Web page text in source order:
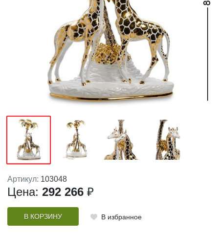
Артикул: 103048
Цена: 292 266 ₽
В КОРЗИНУ В избранное